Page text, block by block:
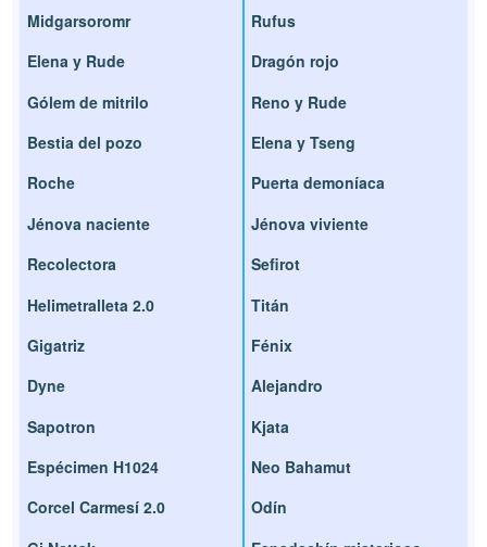
Midgarsoromr
Elena y Rude
Gólem de mitrilo
Bestia del pozo
Roche
Jénova naciente
Recolectora
Helimetralleta 2.0
Gigatriz
Dyne
Sapotron
Espécimen H1024
Corcel Carmesí 2.0
Rufus
Dragón rojo
Reno y Rude
Elena y Tseng
Puerta demoníaca
Jénova viviente
Sefirot
Titán
Fénix
Alejandro
Kjata
Neo Bahamut
Odín